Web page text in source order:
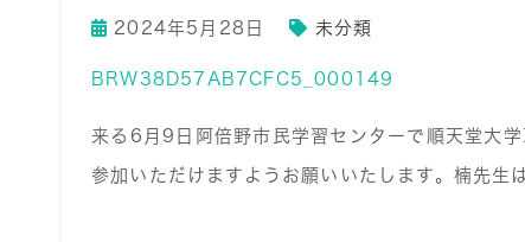
2024年5月28日 未分類
BRW38D57AB7CFC5_000149
来る6月9日阿倍野市民学習センターで順天堂大
参加いただけますようお願いいたします。楠先生